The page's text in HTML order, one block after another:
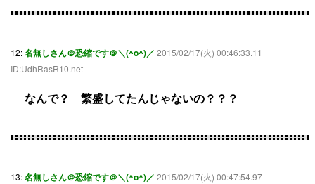
12:名無しさん＠恐縮です＠＼(^o^)／ 2015/02/17(火) 00:46:33.11
ID:UdhRasR10.net
なんで？ 繁盛してたんじゃないの？？？
13:名無しさん＠恐縮です＠＼(^o^)／ 2015/02/17(火) 00:47:54.97